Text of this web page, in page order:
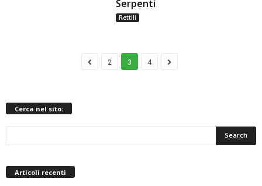
Serpenti
Rettili
2 3 4
Cerca nel sito:
Articoli recenti